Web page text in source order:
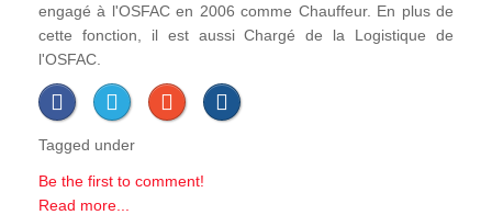
engagé à l'OSFAC en 2006 comme Chauffeur. En plus de
cette fonction, il est aussi Chargé de la Logistique de
l'OSFAC.
Tagged under
Be the first to comment!
Read more...